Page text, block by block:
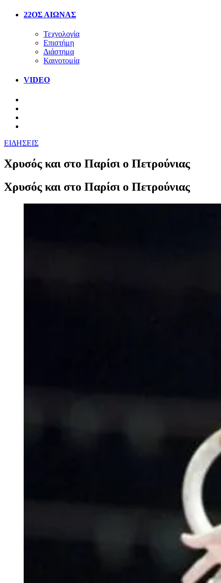
22ΟΣ ΑΙΩΝΑΣ
Τεχνολογία
Επιστήμη
Διάστημα
Καινοτομία
VIDEO
ΕΙΔΗΣΕΙΣ
Χρυσός και στο Παρίσι ο Πετρούνιας
Χρυσός και στο Παρίσι ο Πετρούνιας